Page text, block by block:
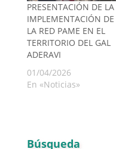
PRESENTACIÓN DE LA
IMPLEMENTACIÓN DE
LA RED PAME EN EL
TERRITORIO DEL GAL
ADERAVI
01/04/2026
En «Noticias»
Búsqueda